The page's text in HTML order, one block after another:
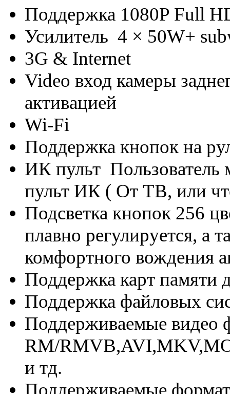
Поддержка 1080P Full
Усилитель 4 × 50W+
3G & Internet
Video вход камеры
активацией
Wi-Fi
Поддержка кнопок на
ИК пульт Пользователь
пульт ИК ( От ТВ, или
Подсветка кнопок 256
плавно регулируется, а
комфортного вождения
Поддержка карт памяти
Поддержка файловых
Поддерживаемые видео
RM/
и тд.
Поддерживаемые